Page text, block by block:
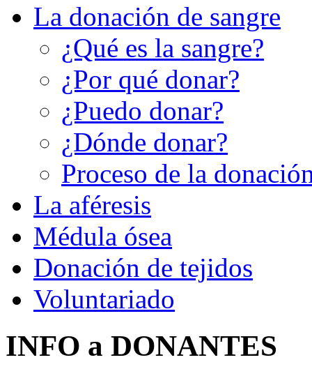
La donación de sangre
¿Qué es la sangre?
¿Por qué donar?
¿Puedo donar?
¿Dónde donar?
Proceso de la
La aféresis
Médula ósea
Donación de tejidos
Voluntariado
INFO a DONANTES